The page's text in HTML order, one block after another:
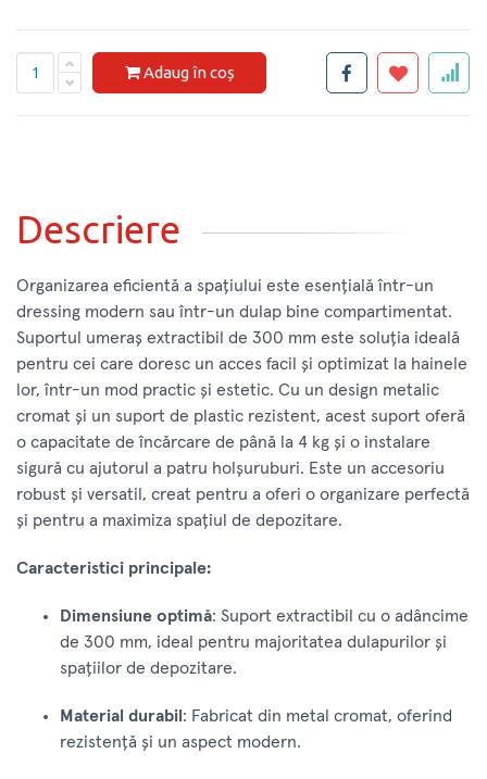
Adaug în coș
Descriere
Organizarea eficientă a spațiului este esențială într-un
dressing modern sau într-un dulap bine compartimentat.
Suportul umeraș extractibil de 300 mm este soluția ideală
pentru cei care doresc un acces facil și optimizat la hainele
lor, într-un mod practic și estetic. Cu un design metalic
cromat și un suport de plastic rezistent, acest suport oferă
o capacitate de încărcare de până la 4 kg și o instalare
sigură cu ajutorul a patru holșuruburi. Este un accesoriu
robust și versatil, creat pentru a oferi o organizare perfectă
și pentru a maximiza spațiul de depozitare.
Caracteristici principale:
Dimensiune optimă: Suport extractibil cu o adâncime
de 300 mm, ideal pentru majoritatea dulapurilor și
spațiilor de depozitare.
Material durabil : Fabricat din metal cromat, oferind
rezistență și un aspect modern.